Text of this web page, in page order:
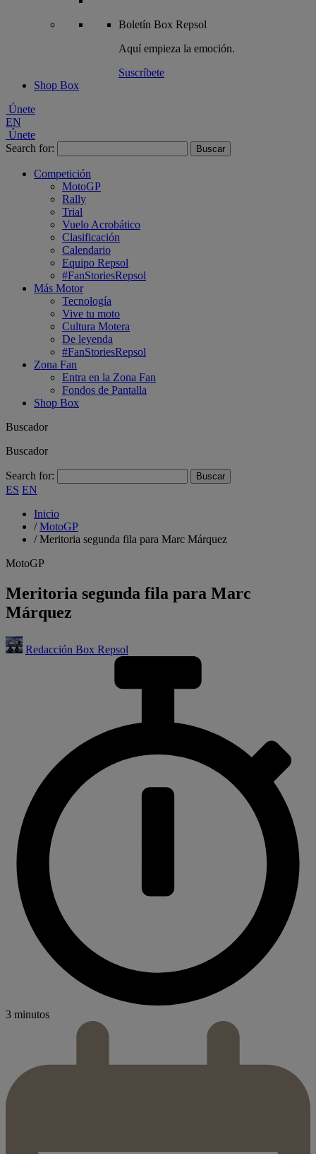
Boletín Box Repsol
Aquí empieza la emoción.
Suscríbete
Shop Box
Únete
EN
Únete
Search for:
Competición
MotoGP
Rally
Trial
Vuelo Acrobático
Clasificación
Calendario
Equipo Repsol
#FanStoriesRepsol
Más Motor
Tecnología
Vive tu moto
Cultura Motera
De leyenda
#FanStoriesRepsol
Zona Fan
Entra en la Zona Fan
Fondos de Pantalla
Shop Box
Buscador
Buscador
Search for:
ES EN
Inicio
/MotoGP
/Meritoria segunda fila para Marc Márquez
MotoGP
Meritoria segunda fila para Marc
Márquez
Redacción Box Repsol
3 minutos